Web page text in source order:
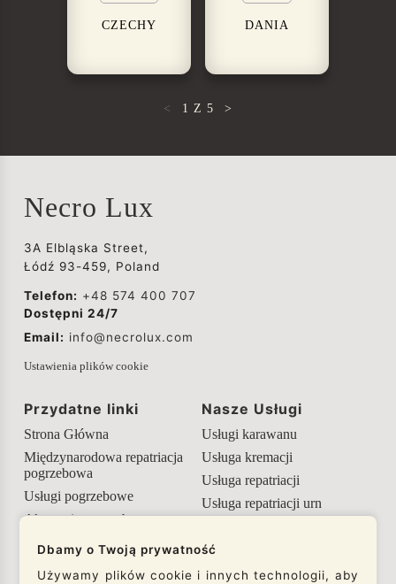
CZECHY DANIA
< 1 Z 5 >
Necro Lux
3A Elbląska Street,
Łódź 93-459, Poland
Telefon: +48 574 400 707
Dostępni 24/7
Email: info@necrolux.com
Ustawienia plików cookie
Przydatne linki
Strona Główna
Międzynarodowa repatriacja
pogrzebowa
Usługi pogrzebowe
Akcesoria pogrzebowe
Przydatne informacje
Nasze Usługi
Usługi karawanu
Usługa kremacji
Usługa repatriacji
Usługa repatriacji urn
Dbamy o Twoją prywatność
Używamy plików cookie i innych technologii, aby